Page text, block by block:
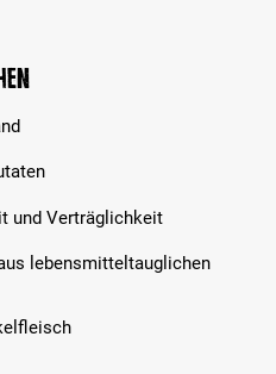
und Verträglichkeit
lebensmitteltauglichen